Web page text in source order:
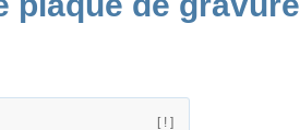
[ ! ]